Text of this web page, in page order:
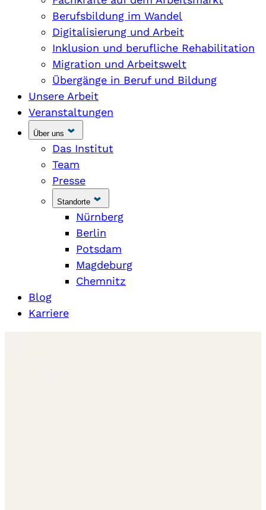
Berufsbildung im Wandel
Digitalisierung und Arbeit
Inklusion und berufliche Rehabilitation
Migration und Arbeitswelt
Übergänge in Beruf und Bildung
Unsere Arbeit
Veranstaltungen
Über uns
Das Institut
Team
Presse
Standorte
Nürnberg
Berlin
Potsdam
Magdeburg
Chemnitz
Blog
Karriere